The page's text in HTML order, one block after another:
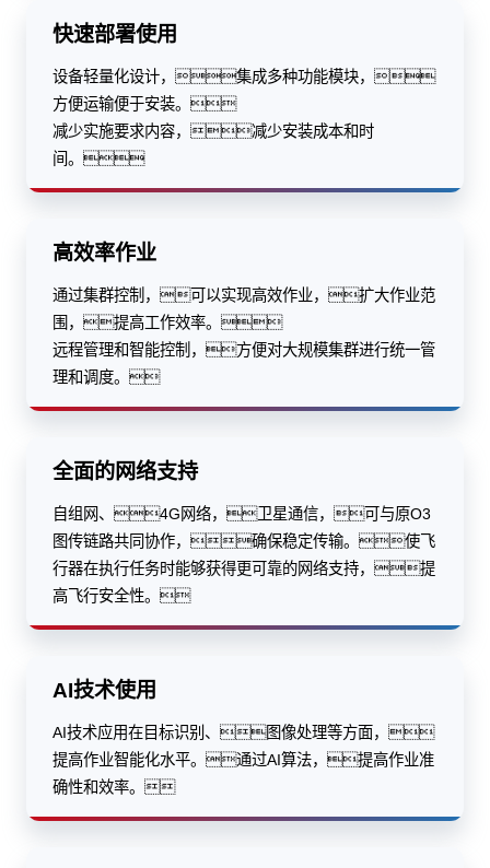
快速部署使用
设备轻量化设计，集成多种功能模块，
方便运输便于安装。
减少实施要求内容，减少安装成本和时
间。
高效率作业
通过集群控制，可以实现高效作业，扩大作业范
围，提高工作效率。
远程管理和智能控制，方便对大规模集群进行统一管
理和调度。
全面的网络支持
自组网、4G网络，卫星通信，可与原O3
图传链路共同协作，确保稳定传输。使飞
行器在执行任务时能够获得更可靠的网络支持，提
高飞行安全性。
AI技术使用
AI技术应用在目标识别、图像处理等方面，
提高作业智能化水平。通过AI算法，提高作业准
确性和效率。